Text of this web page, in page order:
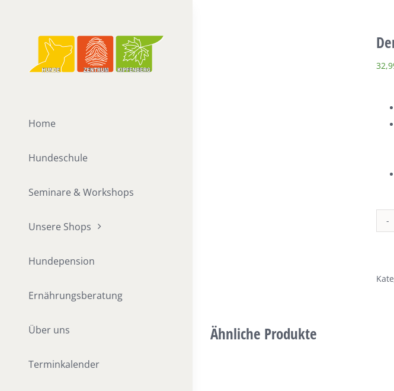
Home
Hundeschule
Seminare & Workshops
Unsere Shops
Hundepension
Ernährungsberatung
Über uns
Terminkalender
Ähnliche Produkte